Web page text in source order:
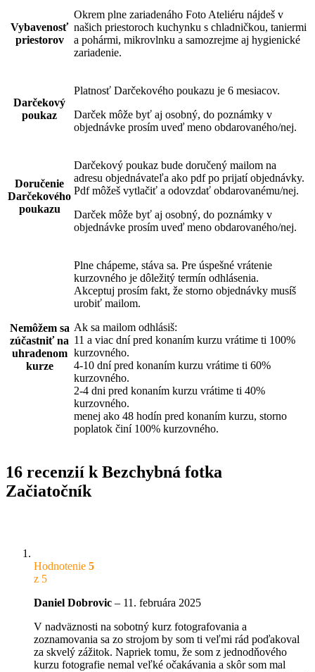
Vybavenosť
priestorov
Okrem plne zariadenáho Foto Ateliéru nájdeš v
našich priestoroch kuchynku s chladničkou, taniermi
a pohármi, mikrovlnku a samozrejme aj hygienické
zariadenie.
Darčekový
poukaz
Platnosť Darčekového poukazu je 6 mesiacov.
Darček môže byť aj osobný, do poznámky v
objednávke prosím uveď meno obdarovaného/nej.
Doručenie
Darčekového
poukazu
Darčekový poukaz bude doručený mailom na
adresu objednávateľa ako pdf po prijatí objednávky.
Pdf môžeš vytlačiť a odovzdať obdarovanému/nej.
Darček môže byť aj osobný, do poznámky v
objednávke prosím uveď meno obdarovaného/nej.
Nemôžem sa
zúčastniť na
uhradenom
kurze
Plne chápeme, stáva sa. Pre úspešné vrátenie
kurzovného je dôležitý termín odhlásenia.
Akceptuj prosím fakt, že storno objednávky musíš
urobiť mailom.
Ak sa mailom odhlásiš:
11 a viac dní pred konaním kurzu vrátime ti 100%
kurzovného.
4-10 dní pred konaním kurzu vrátime ti 60%
kurzovného.
2-4 dni pred konaním kurzu vrátime ti 40%
kurzovného.
menej ako 48 hodín pred konaním kurzu, storno
poplatok činí 100% kurzovného.
16 recenzií k Bezchybná fotka
Začiatočník
Hodnotenie 5
z 5
Daniel Dobrovic – 11. februára 2025
V nadväznosti na sobotný kurz fotografovania a
zoznamovania sa zo strojom by som ti veľmi rád poďakoval
za skvelý zážitok. Napriek tomu, že som z jednodňového
kurzu fotografie nemal veľké očakávania a skôr som mal